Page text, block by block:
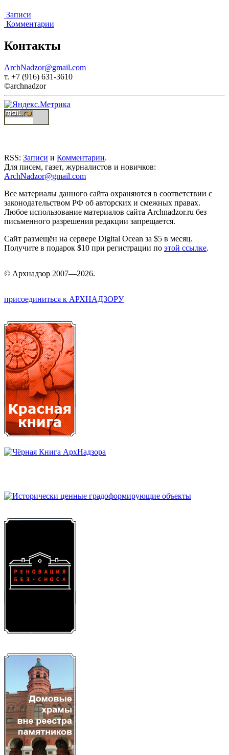
Записи
Комментарии
Контакты
ArchNadzor@gmail.com
т. +7 (916) 631-3610
©archnadzor
RSS: Записи и Комментарии.
Для писем, газет, журналистов и новичков:
ArchNadzor@gmail.com
Все материалы данного сайта охраняются в соответствии с
законодательством РФ об авторских и смежных правах.
Любое использование материалов сайта Archnadzor.ru без
письменного разрешения редакции запрещается.
Сайт размещён на сервере Digital Ocean за $5 в месяц.
Получите в подарок $10 при регистрации по этой ссылке.
© Архнадзор 2007—2026.
присоединиться к АРХНАДЗОРУ